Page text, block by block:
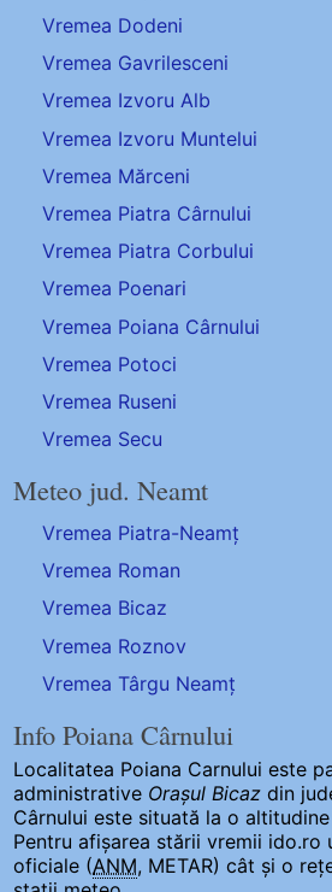
Vremea Dodeni
Vremea Gavrilesceni
Vremea Izvoru Alb
Vremea Izvoru Muntelui
Vremea Mărceni
Vremea Piatra Cârnului
Vremea Piatra Corbului
Vremea Poenari
Vremea Poiana Cârnului
Vremea Potoci
Vremea Ruseni
Vremea Secu
Meteo jud. Neamt
Vremea Piatra-Neamț
Vremea Roman
Vremea Bicaz
Vremea Roznov
Vremea Târgu Neamț
Info Poiana Cârnului
Localitatea Poiana Carnului este
administrative Orașul Bicaz din
Cârnului este situată la o
Pentru afișarea stării vremii ido.ro
oficiale (ANM, METAR) cât și o